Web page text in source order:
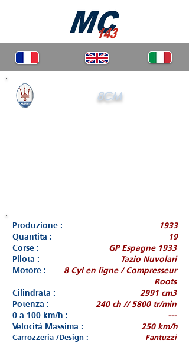
8CM
Produzione :
1933
Quantita :
19
Corse :
GP Espagne 1933
Pilota :
Tazio Nuvolari
Motore :
8 Cyl en ligne / Compresseur
Roots
Cilindrata :
2991 cm3
Potenza :
240 ch // 5800 tr/min
0 a 100 km/h :
---
Velocità Massima :
250 km/h
Carrozzeria /Design : Fantuzzi